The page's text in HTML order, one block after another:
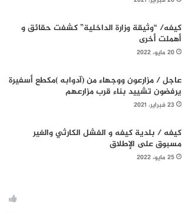
كيفه/ “وثيقة وزارة الداخلية” كشفت حقائق و
أهملت أخرى
20 مايو، 2022
عاجل / مزارعون ووجهاء من (آدوابه )مكطع أسفيرة
يرفضون تشييد بناء قرب مزارعهم
23 فبراير، 2021
كيفه / بلدية كيفه و الفشل الكارثي والغير
مسبوق على الإطلاق
25 مايو، 2022